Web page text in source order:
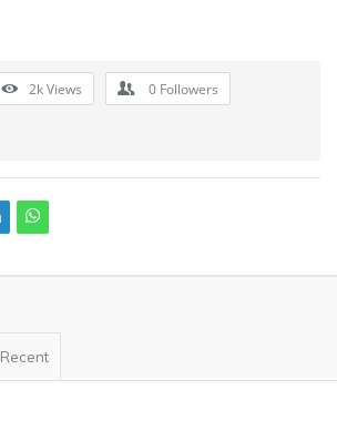
2kViews 0 Followers
Recent